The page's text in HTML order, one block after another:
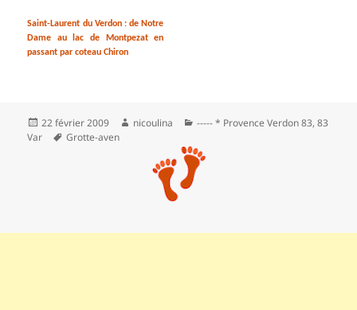
Saint-Laurent du Verdon : de Notre
Dame au lac de Montpezat en
passant par coteau Chiron
Publié
le
22 février 2009 Auteur
nicoulina Catégories
----- * Provence Verdon 83,83
Var
Mots-
clés
Grotte-aven